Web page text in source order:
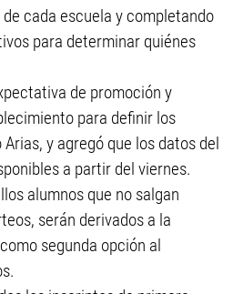
cada escuela y completando
para determinar quiénes
de promoción y
para definir los
y agregó que los datos del
a partir del viernes.
alumnos que no salgan
serán derivados a la
segunda opción al